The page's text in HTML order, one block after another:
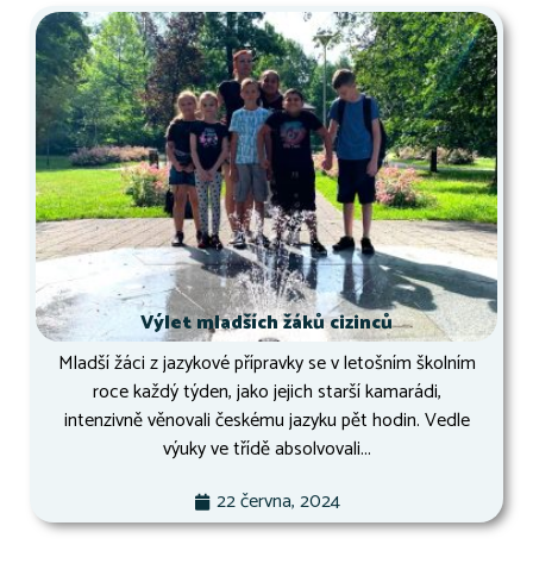
Výlet mladších žáků cizinců
Mladší žáci z jazykové přípravky se v letošním školním
roce každý týden, jako jejich starší kamarádi,
intenzivně věnovali českému jazyku pět hodin. Vedle
výuky ve třídě absolvovali...
22 června, 2024